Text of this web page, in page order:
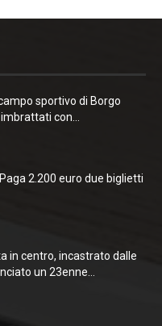
sportivo di Borgo
con...
2.200 euro due biglietti
in centro, incastrato dalle
un 23enne...